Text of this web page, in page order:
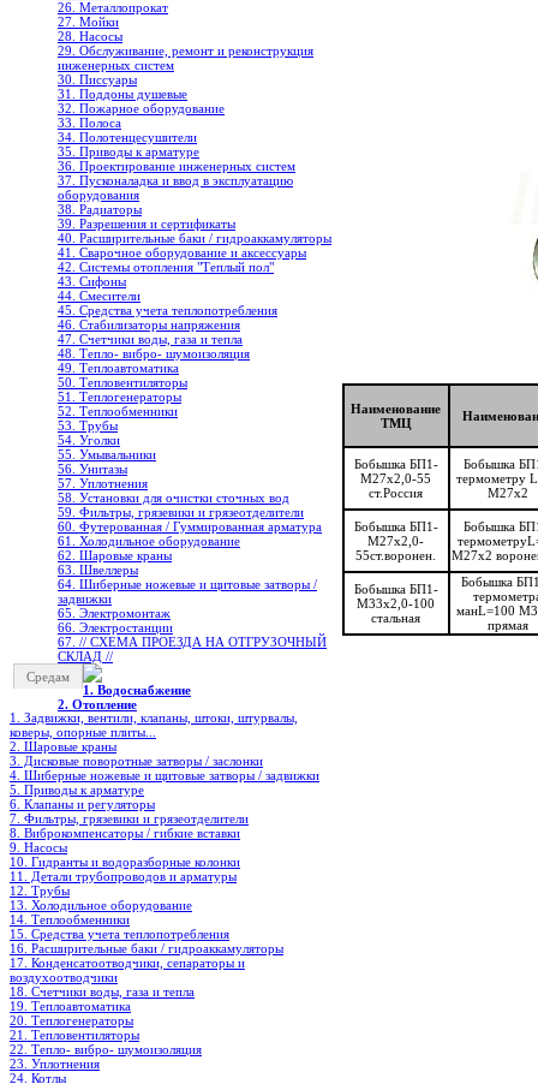
26. Металлопрокат
27. Мойки
28. Насосы
29. Обслуживание, ремонт и реконструкция
инженерных систем
30. Писсуары
31. Поддоны душевые
32. Пожарное оборудование
33. Полоса
34. Полотенцесушители
35. Приводы к арматуре
36. Проектирование инженерных систем
37. Пусконаладка и ввод в эксплуатацию
оборудования
38. Радиаторы
39. Разрешения и сертификаты
40. Расширительные баки / гидроаккамуляторы
41. Сварочное оборудование и аксессуары
42. Системы отопления "Теплый пол"
43. Сифоны
44. Смесители
45. Средства учета теплопотребления
46. Стабилизаторы напряжения
47. Счетчики воды, газа и тепла
48. Тепло- вибро- шумоизоляция
49. Теплоавтоматика
50. Тепловентиляторы
51. Теплогенераторы
52. Теплообменники
53. Трубы
54. Уголки
55. Умывальники
56. Унитазы
57. Уплотнения
58. Установки для очистки сточных вод
59. Фильтры, грязевики и грязеотделители
60. Футерованная / Гуммированная арматура
61. Холодильное oборудование
62. Шаровые краны
63. Швеллеры
64. Шиберные ножевые и щитовые затворы /
задвижки
65. Электромонтаж
66. Электростанции
67. // СХЕМА ПРОЕЗДА НА ОТГРУЗОЧНЫЙ
СКЛАД //
Средам
1. Водоснабжение
2. Отопление
1. Задвижки, вентили, клапаны, штоки, штурвалы,
коверы, опорные плиты...
2. Шаровые краны
3. Дисковые поворотные затворы / заслонки
4. Шиберные ножевые и щитовые затворы / задвижки
5. Приводы к арматуре
6. Клапаны и регуляторы
7. Фильтры, грязевики и грязеотделители
8. Виброкомпенсаторы / гибкие вставки
9. Насосы
10. Гидранты и водоразборные колонки
11. Детали трубопроводов и арматуры
12. Трубы
13. Холодильное oборудование
14. Теплообменники
15. Средства учета теплопотребления
16. Расширительные баки / гидроаккамуляторы
17. Конденсатоотводчики, сепараторы и
воздухоотводчики
18. Счетчики воды, газа и тепла
19. Теплоавтоматика
20. Теплогенераторы
21. Тепловентиляторы
22. Тепло- вибро- шумоизоляция
23. Уплотнения
24. Котлы
Наименование
ТМЦ
Бобышка БП1-
М27x2,0-55
ст.Россия
Бобышка
термометру
М27х2
Бобышка БП1-
М27х2,0-
55ст.воронен.
Бобышка
М27х2
Бобышка БП1-
М33х2,0-100
стальная
Бобышка
манL=100
прямая